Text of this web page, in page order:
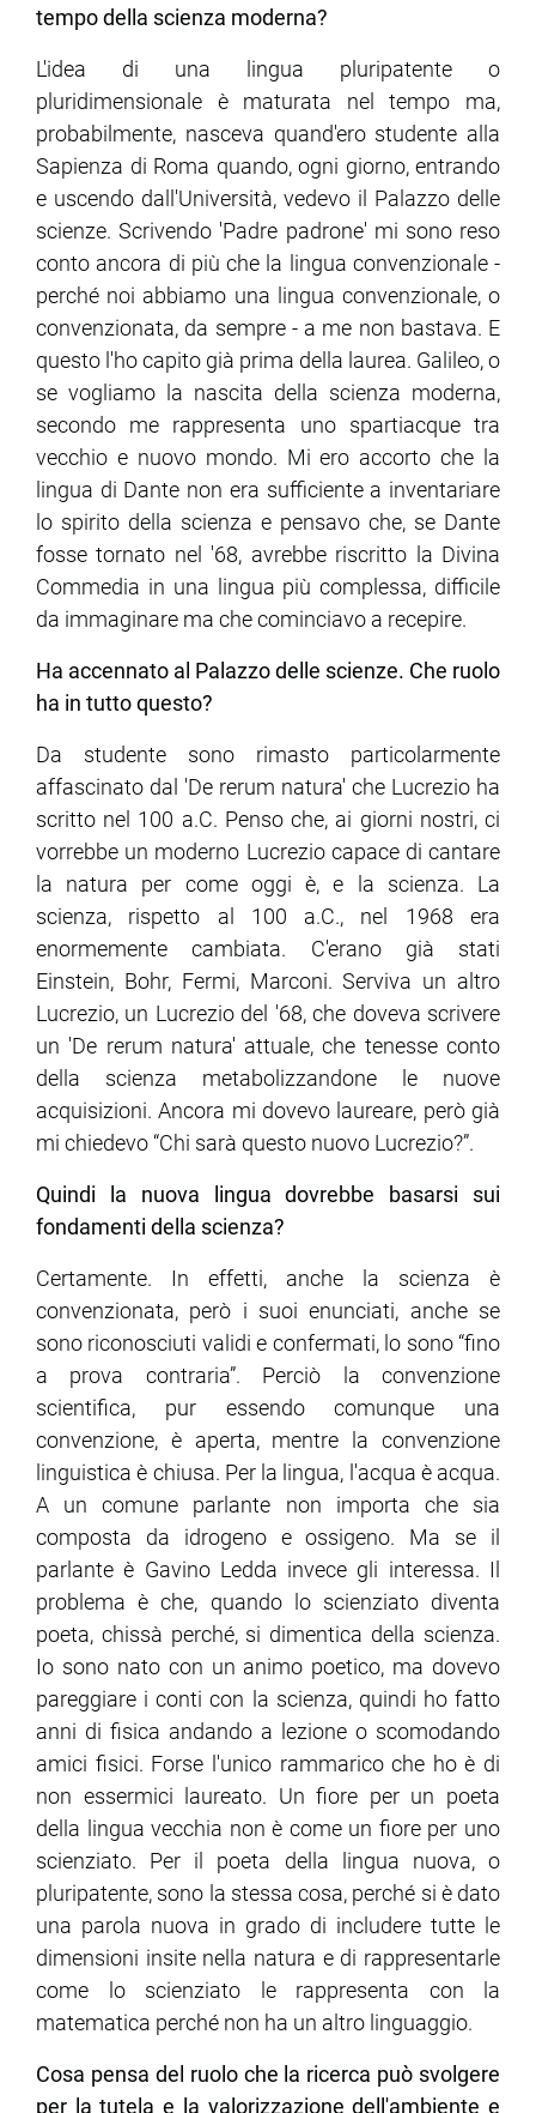
tempo della scienza moderna?
L'idea di una lingua pluripatente o
pluridimensionale è maturata nel tempo ma,
probabilmente, nasceva quand'ero studente alla
Sapienza di Roma quando, ogni giorno, entrando
e uscendo dall'Università, vedevo il Palazzo delle
scienze. Scrivendo 'Padre padrone' mi sono reso
conto ancora di più che la lingua convenzionale -
perché noi abbiamo una lingua convenzionale, o
convenzionata, da sempre - a me non bastava. E
questo l'ho capito già prima della laurea. Galileo, o
se vogliamo la nascita della scienza moderna,
secondo me rappresenta uno spartiacque tra
vecchio e nuovo mondo. Mi ero accorto che la
lingua di Dante non era sufficiente a inventariare
lo spirito della scienza e pensavo che, se Dante
fosse tornato nel '68, avrebbe riscritto la Divina
Commedia in una lingua più complessa, difficile
da immaginare ma che cominciavo a recepire.
Ha accennato al Palazzo delle scienze. Che ruolo
ha in tutto questo?
Da studente sono rimasto particolarmente
affascinato dal 'De rerum natura' che Lucrezio ha
scritto nel 100 a.C. Penso che, ai giorni nostri, ci
vorrebbe un moderno Lucrezio capace di cantare
la natura per come oggi è, e la scienza. La
scienza, rispetto al 100 a.C., nel 1968 era
enormemente cambiata. C'erano già stati
Einstein, Bohr, Fermi, Marconi. Serviva un altro
Lucrezio, un Lucrezio del '68, che doveva scrivere
un 'De rerum natura' attuale, che tenesse conto
della scienza metabolizzandone le nuove
acquisizioni. Ancora mi dovevo laureare, però già
mi chiedevo “Chi sarà questo nuovo Lucrezio?”.
Quindi la nuova lingua dovrebbe basarsi sui
fondamenti della scienza?
Certamente. In effetti, anche la scienza è
convenzionata, però i suoi enunciati, anche se
sono riconosciuti validi e confermati, lo sono “fino
a prova contraria”. Perciò la convenzione
scientifica, pur essendo comunque una
convenzione, è aperta, mentre la convenzione
linguistica è chiusa. Per la lingua, l'acqua è acqua.
A un comune parlante non importa che sia
composta da idrogeno e ossigeno. Ma se il
parlante è Gavino Ledda invece gli interessa. Il
problema è che, quando lo scienziato diventa
poeta, chissà perché, si dimentica della scienza.
Io sono nato con un animo poetico, ma dovevo
pareggiare i conti con la scienza, quindi ho fatto
anni di fisica andando a lezione o scomodando
amici fisici. Forse l'unico rammarico che ho è di
non essermici laureato. Un fiore per un poeta
della lingua vecchia non è come un fiore per uno
scienziato. Per il poeta della lingua nuova, o
pluripatente, sono la stessa cosa, perché si è dato
una parola nuova in grado di includere tutte le
dimensioni insite nella natura e di rappresentarle
come lo scienziato le rappresenta con la
matematica perché non ha un altro linguaggio.
Cosa pensa del ruolo che la ricerca può svolgere
per la tutela e la valorizzazione dell'ambiente e